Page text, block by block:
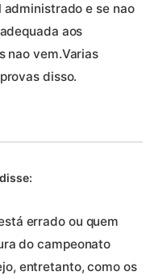
e se nao
aos
nao vem.Varias
disso.
disse:
errado ou quem
do campeonato
entretanto, como os